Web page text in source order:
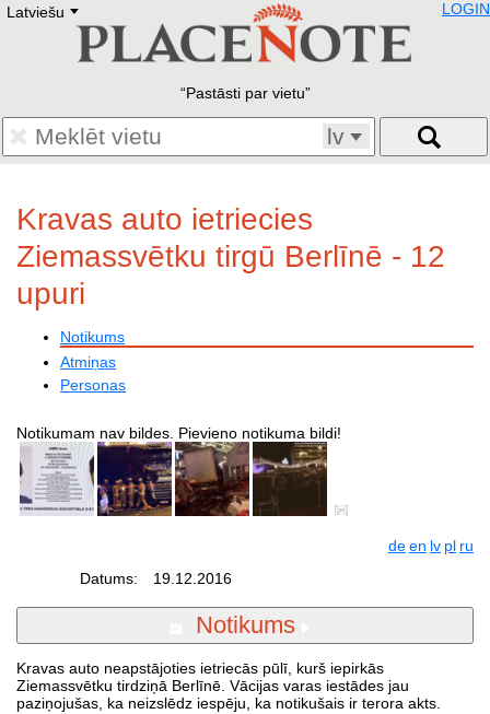
Latviešu E
Deutsch
Francais
Polski
Eestikeelne
LOGIN
Pastāsti par vietu
lv
Kravas auto ietriecies
Ziemassvētku tirgū Berlīnē - 12
upuri
Notikums
Atmiņas
Personas
Notikumam nav bildes. Pievieno notikuma bildi!
deen lv pl ru
Datums:
19.12.2016
Notikums
Kravas auto neapstājoties ietriecās pūlī, kurš iepirkās
Ziemassvētku tirdziņā Berlīnē. Vācijas varas iestādes jau
paziņojušas, ka neizslēdz iespēju, ka notikušais ir terora akts.